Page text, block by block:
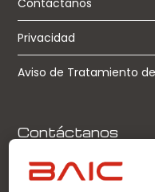
Contáctanos
Privacidad
Aviso de Tratamiento
Contáctanos
Llamadas: